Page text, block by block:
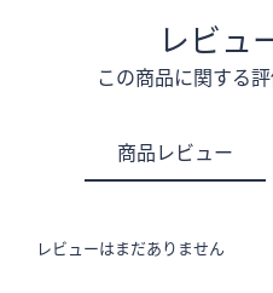
レビュ
この商品に関する
商品レビュー
レビューはまだありません